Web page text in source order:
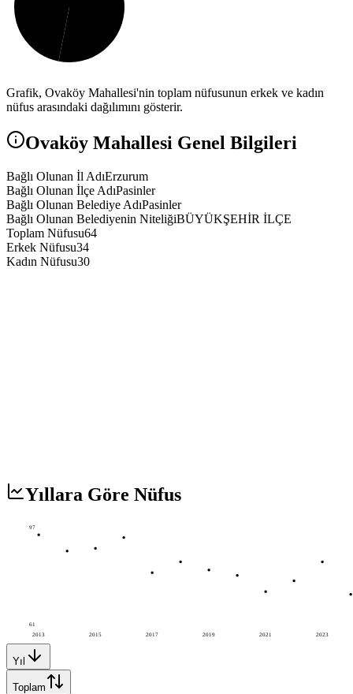
Grafik, Ovaköy Mahallesi'nin toplam nüfusunun erkek ve kadın
nüfus arasındaki dağılımını gösterir.
Ovaköy Mahallesi Genel Bilgileri
Bağlı Olunan İl AdıErzurum
Bağlı Olunan İlçe AdıPasinler
Bağlı Olunan Belediye AdıPasinler
Bağlı Olunan Belediyenin NiteliğiBÜYÜKŞEHİR İLÇE
Toplam Nüfusu64
Erkek Nüfusu34
Kadın Nüfusu30
Yıllara Göre Nüfus
2013 2015 2017 2019 2021 2023
97
61
Yıl
Toplam